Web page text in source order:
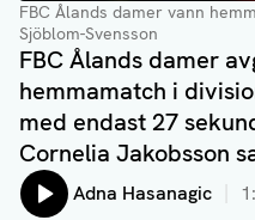
FBC Ålands damer vann
Sjöblom-Svensson
FBC Ålands damer
hemmamatch i
med endast 27
Cornelia Jakobsson
Lyssna på:
Adna Hasanagic